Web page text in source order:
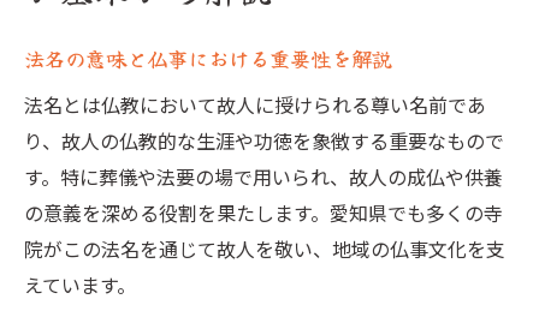
用語集で学ぶ法名と戒名の違いと関係性
寺院ごとの法名慣習を用語から読み解く
法名用語の理解が仏事準備に役立つ理由
浄土真宗法名一覧で見る選び方のポイント
浄土真宗の法名一覧にみる基準と選び方
釋号や漢字構成など法名の決め方ガイド
法名の意味と仏事における重要性を解説
法名とは仏教において故人に授けられる尊い名前であ
り、故人の仏教的な生涯や功徳を象徴する重要なもので
す。特に葬儀や法要の場で用いられ、故人の成仏や供養
の意義を深める役割を果たします。愛知県でも多くの寺
院がこの法名を通じて故人を敬い、地域の仏事文化を支
えています。